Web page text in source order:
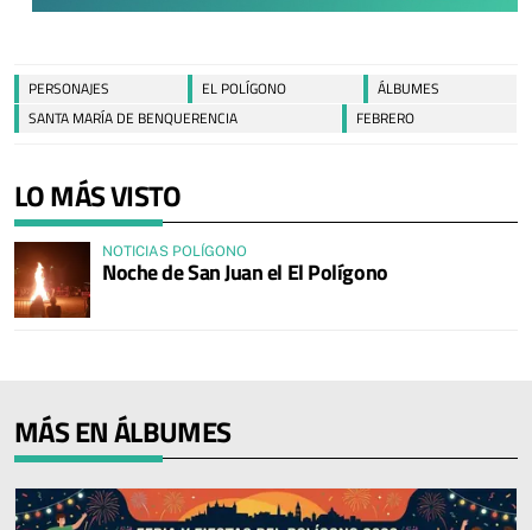
PERSONAJES EL POLÍGONO
ÁLBUMES
SANTA MARÍA DE BENQUERENCIA
FEBRERO
LO MÁS VISTO
NOTICIAS POLÍGONO
Noche de San Juan el El Polígono
MÁS EN ÁLBUMES